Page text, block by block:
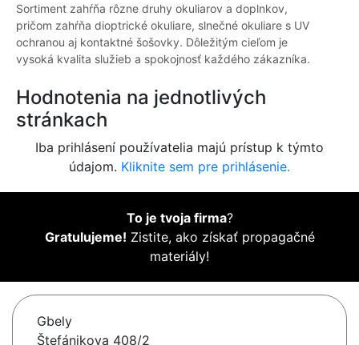
Sortiment zahŕňa rôzne druhy okuliarov a doplnkov,
pričom zahŕňa dioptrické okuliare, slnečné okuliare s UV
ochranou aj kontaktné šošovky. Dôležitým cieľom je
vysoká kvalita služieb a spokojnosť každého zákazníka.
Hodnotenia na jednotlivých
stránkach
Iba prihlásení používatelia majú prístup k týmto
údajom. Kliknite sem pre prihlásenie.
To je tvoja firma?
Gratulujeme! Zistite, ako získať propagačné
materiály!
Gbely
Štefánikova 408/2